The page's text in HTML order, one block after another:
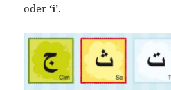
oder‘i’.